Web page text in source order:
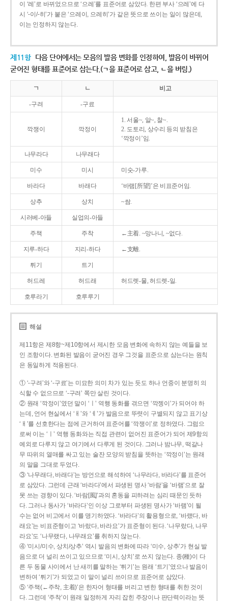
이 ‘레’로 바뀌었으므로 ‘으레’를 표준어로 삼았다. 한편 부사 ‘으레’에 다
시 ‘-이/-히’가 붙은 ‘으레이, 으레히’가 같은 뜻으로 쓰이는 일이 많은데,
이는 인정하지 않는다.
제11항 다음 단어에서는 모음의 발음 변화를 인정하여, 발음이 바뀌어
굳어진 형태를 표준어로 삼는다.(ㄱ을 표준어로 삼고, ㄴ을 버림.)
ㄱ ㄴ 비고
-구려 -구료
깍쟁이 깍정이
1. 서울~, 알~, 찰~.
2. 도토리, 상수리 등의 받침은
‘깍정이’임.
나무라다 나무래다
미수 미시 미숫-가루.
바라다 바래다 ‘바램[所望]’은 비표준어임.
상추 상치 ~쌈.
시러베-아들 실업의-아들
주책 주착 ←主着. ~망나니, ~없다.
지루-하다 지리-하다 ←支離.
튀기 트기
허드레 허드래 허드렛-물, 허드렛-일.
호루라기 호루루기
해설
제11항은 제8항~제10항에서 제시한 모음 변화에 속하지 않는 예들을 보
인 조항이다. 변화된 발음이 굳어진 경우 그것을 표준으로 삼는다는 원칙
은 동일하게 적용된다.
① ‘-구려’와 ‘-구료’는 미묘한 의미 차가 있는 듯도 하나 언중이 분명히 의
식할 수 없으므로 ‘-구려’ 쪽만 살린 것이다.
② 원래 ‘깍정이’였던 말이 ‘ㅣ’ 역행 동화를 겪으면 ‘깍젱이’가 되어야 하
는데, 언어 현실에서 ‘ㅐ’와 ‘ㅔ’가 발음으로 뚜렷이 구별되지 않고 표기상
‘ㅐ’를 선호한다는 점에 근거하여 표준어를 ‘깍쟁이’로 정하였다. 그럼으
로써 이는 ‘ㅣ’ 역행 동화와는 직접 관련이 없어진 표준어가 되어 제9항의
예외로 다루지 않고 여기에서 다루게 된 것이다. 그러나 밤나무, 떡갈나
무 따위의 열매를 싸고 있는 술잔 모양의 받침을 뜻하는 ‘깍정이’는 원래
의 말을 그대로 두었다.
③ ‘나무래다, 바래다’는 방언으로 해석하여 ‘나무라다, 바라다’를 표준어
로 삼았다. 그런데 근래 ‘바라다’에서 파생된 명사 ‘바람’을 ‘바램’으로 잘
못 쓰는 경향이 있다. ‘바람[風]’과의 혼동을 피하려는 심리 때문인 듯하
다. 그러나 동사가 ‘바라다’인 이상 그로부터 파생된 명사가 ‘바램’이 될
수는 없어 비고에서 이를 명기하였다. ‘바라다’의 활용형으로, ‘바랬다, 바
래요’는 비표준형이고 ‘바랐다, 바라요’가 표준형이 된다. ‘나무랐다, 나무
라요’도 ‘나무랬다, 나무래요’를 취하지 않는다.
④ ‘미시/미수, 상치/상추’ 역시 발음의 변화에 따라 ‘미수, 상추’가 현실 발
음으로 더 널리 쓰이고 있으므로 ‘미시, 상치’로 쓰지 않는다. 종(種)이 다
른 두 동물 사이에서 난 새끼를 말하는 ‘튀기’는 원래 ‘트기’였으나 발음이
변하여 ‘튀기’가 되었고 이 말이 널리 쓰이므로 표준어로 삼았다.
⑤ ‘주책(←주착, 主着)’은 한자어 형태를 버리고 변한 형태를 취한 것이
다. 그런데 ‘주착’이 원래 일정하게 자리 잡힌 주장이나 판단력이라는 뜻